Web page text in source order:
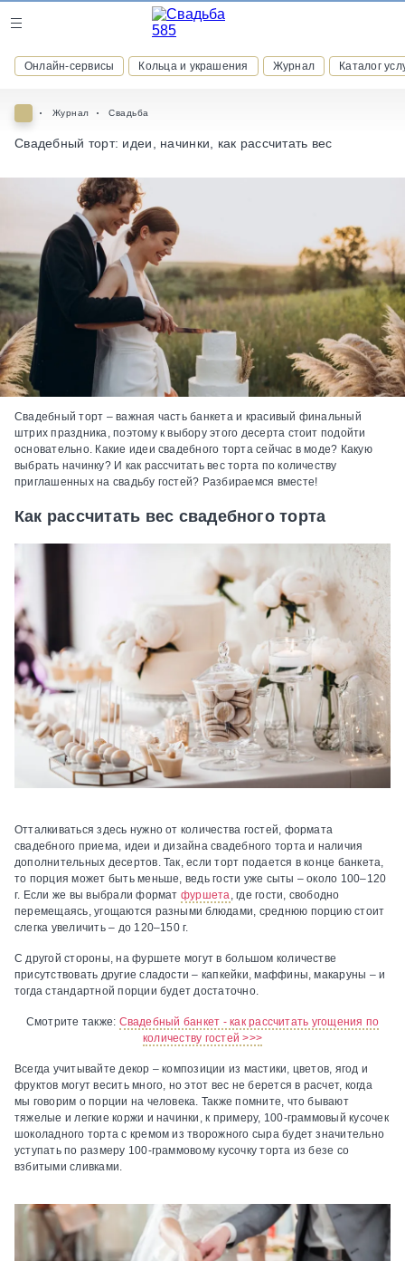
Онлайн-сервисы Кольца и украшения Журнал Каталог
ВСТУПАЙТЕ В КЛУБ ПРИВИЛЕГИЙ
присоединяйтесь к закрытому сообществу и получайте
скидки и бонусы за участие
РЕГИСТРАЦИЯ
Журнал Свадьба
Свадебный торт: идеи, начинки, как рассчитать вес
Свадебный торт – важная часть банкета и красивый финальный
штрих праздника, поэтому к выбору этого десерта стоит подойти
основательно. Какие идеи свадебного торта сейчас в моде? Какую
выбрать начинку? И как рассчитать вес торта по количеству
приглашенных на свадьбу гостей? Разбираемся вместе!
Как рассчитать вес свадебного торта
Отталкиваться здесь нужно от количества гостей, формата
свадебного приема, идеи и дизайна свадебного торта и наличия
дополнительных десертов. Так, если торт подается в конце банкета,
то порция может быть меньше, ведь гости уже сыты – около 100–120
г. Если же вы выбрали формат фуршета , где гости, свободно
перемещаясь, угощаются разными блюдами, среднюю порцию стоит
слегка увеличить – до 120–150 г.
С другой стороны, на фуршете могут в большом количестве
присутствовать другие сладости – капкейки, маффины, макаруны – и
тогда стандартной порции будет достаточно.
Смотрите также: Свадебный банкет - как рассчитать угощения по
количеству гостей >>>
Всегда учитывайте декор – композиции из мастики, цветов, ягод и
фруктов могут весить много, но этот вес не берется в расчет, когда
мы говорим о порции на человека. Также помните, что бывают
тяжелые и легкие коржи и начинки, к примеру, 100-граммовый кусочек
шоколадного торта с кремом из творожного сыра будет значительно
уступать по размеру 100-граммовому кусочку торта из безе со
взбитыми сливками.